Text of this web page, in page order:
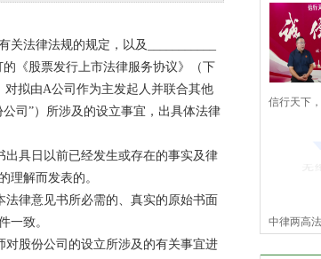
法律法规的规定，以及___________
《股票发行上市法律服务协议》（下
拟由A公司作为主发起人并联合其他
司”）所涉及的设立事宜，出具体法律
具日以前已经发生或存在的事实及律
理解而发表的。
律意见书所必需的、真实的原始书面
一致。
股份公司的设立所涉及的有关事宜进
信行天下
中律两高